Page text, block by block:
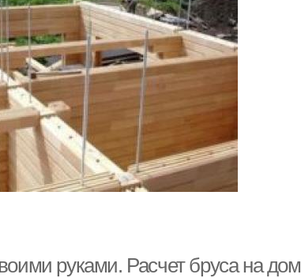
руками. Расчет бруса на дом